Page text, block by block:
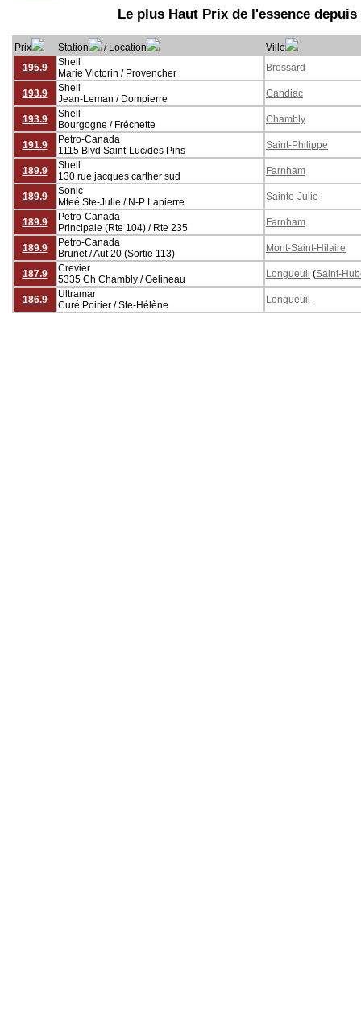
Le plus Haut Prix de l'essence depuis
Prix Station / Location
Ville
195.9
Shell
Marie Victorin / Provencher
Brossard
193.9
Shell
Jean-Leman / Dompierre
Candiac
193.9
Shell
Bourgogne / Fréchette
Chambly
191.9
Petro-Canada
1115 Blvd Saint-Luc/des Pins
Saint-Philippe
189.9
Shell
130 rue jacques carther sud
Farnham
189.9
Sonic
Mteé Ste-Julie / N-P Lapierre
Sainte-Julie
189.9
Petro-Canada
Principale (Rte 104) / Rte 235
Farnham
189.9
Petro-Canada
Brunet / Aut 20 (Sortie 113)
Mont-Saint-Hilaire
187.9
Crevier
5335 Ch Chambly / Gelineau
Longueuil (Saint-
186.9
Ultramar
Curé Poirier / Ste-Hélène
Longueuil